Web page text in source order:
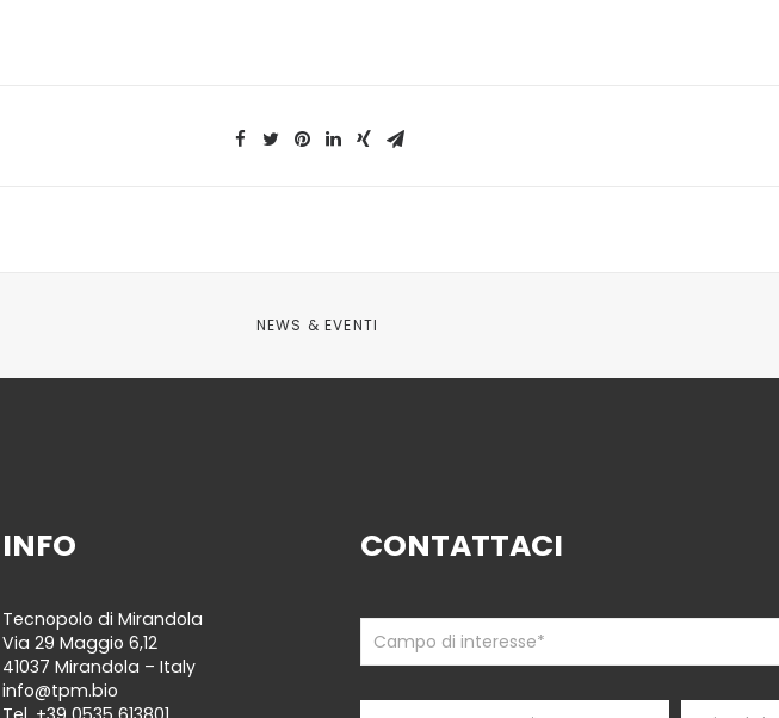
NEWS & EVENTI
INFO
Tecnopolo di Mirandola
Via 29 Maggio 6,12
41037 Mirandola – Italy
info@tpm.bio
CONTATTACI
Contattaci
If
you
human,